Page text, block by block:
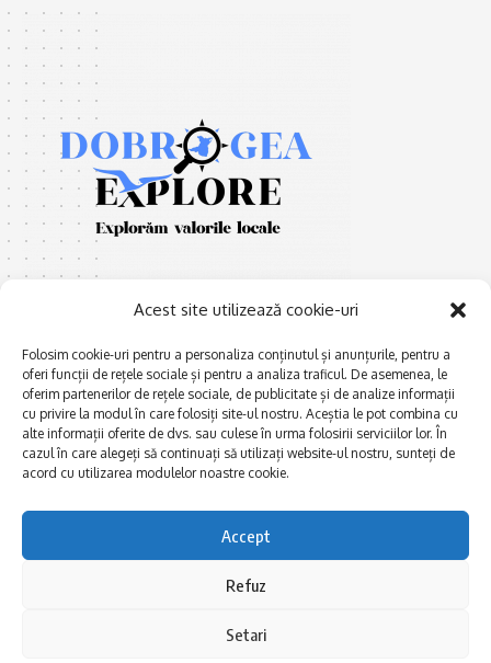
Acest site utilizează cookie-uri
Folosim cookie-uri pentru a personaliza conținutul și anunțurile, pentru a
oferi funcții de rețele sociale și pentru a analiza traficul. De asemenea, le
oferim partenerilor de rețele sociale, de publicitate și de analize informații
cu privire la modul în care folosiți site-ul nostru. Aceștia le pot combina cu
alte informații oferite de dvs. sau culese în urma folosirii serviciilor lor. În
cazul în care alegeți să continuați să utilizați website-ul nostru, sunteți de
acord cu utilizarea modulelor noastre cookie.
Accept
Refuz
Setari
E xplorăm Dobrogea,
Explorăm valorile locale:
Deltă, Litoral, cele mai mari
lacuri, cele mai vechi orașe,
biserici și mănăstiri, cele mai
Haideți în călătorie cu noi!
Afaceri și meșteșuguri
Actualitate
Dobrogea PE BUNE